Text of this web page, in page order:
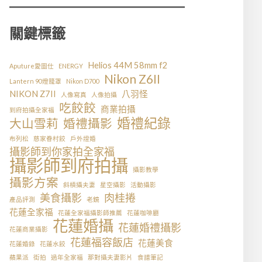
關鍵標籤
Aputure愛圖仕 ENERGY Helios 44M 58mm f2
Lantern 90燈籠罩 Nikon D700 Nikon Z6II
NIKON Z7II 人像寫真 人像拍攝 八羽怪
到府拍攝全家福 吃餃餃 商業拍攝
大山雪莉 婚禮攝影 婚禮紀錄
布列松 慈家眷村餃 戶外證婚
攝影師到你家拍全家福
攝影師到府拍攝 攝影教學
攝影方案 斜槓攝夫妻 星空攝影
活動攝影
產品評測
美食攝影 老鏡 肉桂捲
花蓮全家福 花蓮全家福攝影師推薦 花蓮咖啡廳
花蓮商業攝影 花蓮婚攝 花蓮婚禮攝影
花蓮婚錄 花蓮水餃 花蓮福容飯店 花蓮美食
蘋果派 街拍 過年全家福 那對攝夫妻影片 食譜筆記